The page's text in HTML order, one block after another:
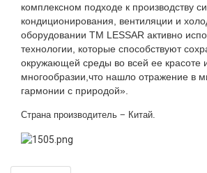
комплексном подходе к производству
кондиционирования, вентиляции и
оборудовании ТМ LESSAR активно
технологии, которые способствуют
окружающей среды во всей ее красоте
многообразии,что нашло отражение в
гармонии с природой».
Страна производитель − Китай.